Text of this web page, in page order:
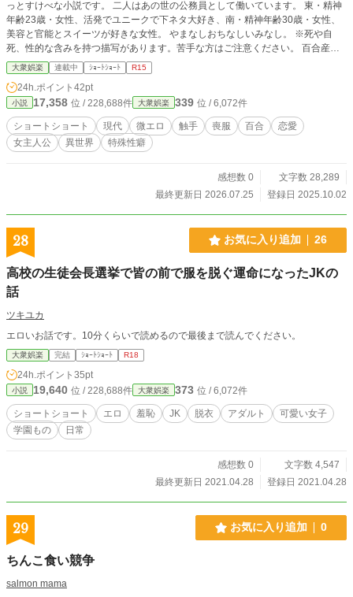
っとすけべな小説です。 二人はあの世の公務員として働いています。 東・精神
年齢23歳・女性、活発でユニークで下ネタ大好き、南・精神年齢30歳・女性、
美容と官能とスイーツが好きな女性。 やまなしおちなしいみなし。 ※死や自
死、性的な含みを持つ描写があります。苦手な方はご注意ください。 百合産卵
触手(R18)にするには刺激がぬるいので分けました。
大衆娯楽 連載中 ｼｮｰﾄｼｮｰﾄ R15
24h.ポイント 42pt
小説 17,358 位 / 228,688件 大衆娯楽 339 位 / 6,072件
ショートショート 現代 微エロ 触手 喪服 百合
恋愛
女主人公
異世界 特殊性癖
感想数 0
文字数 28,289
最終更新日 2026.07.25
登録日 2025.10.02
28 お気に入り追加 26
高校の生徒会長選挙で皆の前で服を脱ぐ運命になったJKの
話
ツキユカ
エロいお話です。10分くらいで読めるので最後まで読んでください。
大衆娯楽 完結 ｼｮｰﾄｼｮｰﾄ R18
24h.ポイント 35pt
小説 19,640 位 / 228,688件 大衆娯楽 373 位 / 6,072件
ショートショート エロ 羞恥 JK 脱衣 アダルト
可愛い女子
学園もの
日常
感想数 0
文字数 4,547
最終更新日 2021.04.28
登録日 2021.04.28
29 お気に入り追加 0
ちんこ食い競争
salmon mama